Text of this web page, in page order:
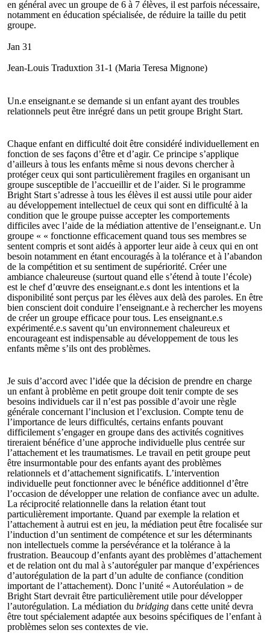
en général avec un groupe de 6 à 7 élèves, il est parfois nécessaire,
notamment en éducation spécialisée, de réduire la taille du petit
groupe.
Jan 31
Jean-Louis Traduxtion 31-1 (Maria Teresa Mignone)
Un.e enseignant.e se demande si un enfant ayant des troubles
relationnels peut être inrégré dans un petit groupe Bright Start.
Chaque enfant en difficulté doit être considéré individuellement en
fonction de ses façons d’être et d’agir. Ce principe s’applique
d’ailleurs à tous les enfants même si nous devons chercher à
protéger ceux qui sont particulièrement fragiles en organisant un
groupe susceptible de l’accueillir et de l’aider. Si le programme
Bright Start s’adresse à tous les élèves il est aussi utile pour aider
au développement intellectuel de ceux qui sont en difficulté à la
condition que le groupe puisse accepter les comportements
difficiles avec l’aide de la médiation attentive de l’enseignant.e. Un
groupe « « fonctionne efficacement quand tous ses membres se
sentent compris et sont aidés à apporter leur aide à ceux qui en ont
besoin notamment en étant encouragés à la tolérance et à l’abandon
de la compétition et su sentiment de supériorité. Créer une
ambiance chaleureuse (surtout quand elle s’étend à toute l’école)
est le chef d’œuvre des enseignant.e.s dont les intentions et la
disponibilité sont perçus par les élèves aux delà des paroles. En être
bien conscient doit conduire l’enseignant.e à rechercher les moyens
de créer un groupe efficace pour tous. Les enseignant.e.s
expérimenté.e.s savent qu’un environnement chaleureux et
encourageant est indispensable au développement de tous les
enfants même s’ils ont des problèmes.
Je suis d’accord avec l’idée que la décision de prendre en charge
un enfant à problème en petit groupe doit tenir compte de ses
besoins individuels car il n’est pas possible d’avoir une règle
générale concernant l’inclusion et l’exclusion. Compte tenu de
l’importance de leurs difficultés, certains enfants pouvant
difficilement s’engager en groupe dans des activités cognitives
tireraient bénéfice d’une approche individuelle plus centrée sur
l’attachement et les traumatismes. Le travail en petit groupe peut
être insurmontable pour des enfants ayant des problèmes
relationnels et d’attachement significatifs. L’intervention
individuelle peut fonctionner avec le bénéfice additionnel d’être
l’occasion de développer une relation de confiance avec un adulte.
La réciprocité relationnelle dans la relation étant tout
particulièrement importante. Quand par exemple la relation et
l’attachement à autrui est en jeu, la médiation peut être focalisée sur
l’induction d’un sentiment de compétence et sur les déterminants
non intellectuels comme la persévérance et la tolérance à la
frustration. Beaucoup d’enfants ayant des problèmes d’attachement
et de relation ont du mal à s’autoréguler par manque d’expériences
d’autorégulation de la part d’un adulte de confiance (condition
important de l’attachement). Donc l’unité « Autoréulation » de
Bright Start devrait être particulièrement utile pour développer
l’autorégulation. La médiation du bridging dans cette unité devra
être tout spécialement adaptée aux besoins spécifiques de l’enfant à
problèmes selon ses contextes de vie.